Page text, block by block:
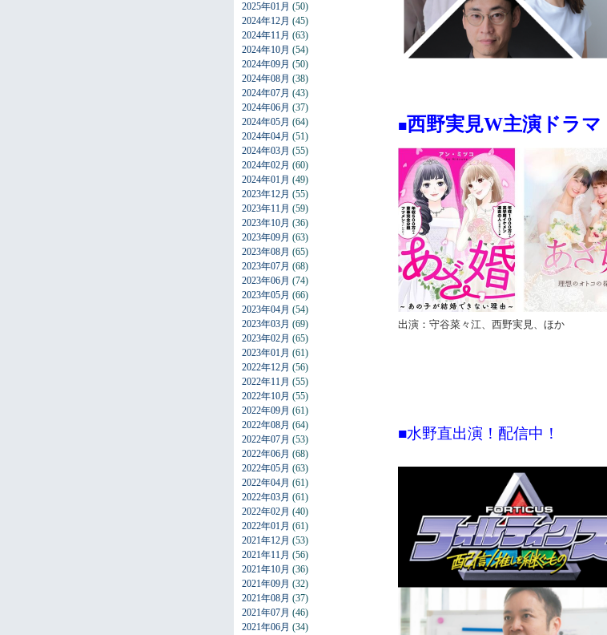
2025年01月 (50)
2024年12月 (45)
2024年11月 (63)
2024年10月 (54)
2024年09月 (50)
2024年08月 (38)
2024年07月 (43)
2024年06月 (37)
2024年05月 (64)
2024年04月 (51)
2024年03月 (55)
2024年02月 (60)
2024年01月 (49)
2023年12月 (55)
2023年11月 (59)
2023年10月 (36)
2023年09月 (63)
2023年08月 (65)
2023年07月 (68)
2023年06月 (74)
2023年05月 (66)
2023年04月 (54)
2023年03月 (69)
2023年02月 (65)
2023年01月 (61)
2022年12月 (56)
2022年11月 (55)
2022年10月 (55)
2022年09月 (61)
2022年08月 (64)
2022年07月 (53)
2022年06月 (68)
2022年05月 (63)
2022年04月 (61)
2022年03月 (61)
2022年02月 (40)
2022年01月 (61)
2021年12月 (53)
2021年11月 (56)
2021年10月 (36)
2021年09月 (32)
2021年08月 (37)
2021年07月 (46)
2021年06月 (34)
■西野実見W主演ドラマ
出演：守谷菜々江、西野実見、ほか
■水野直出演！配信中！